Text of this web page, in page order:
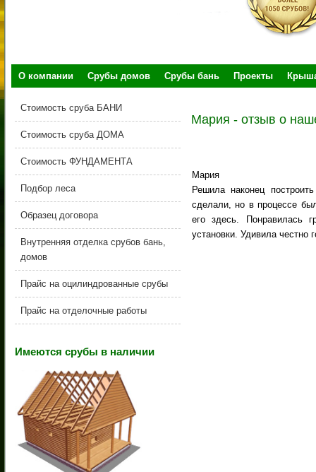
О компании Срубы домов Срубы бань Проекты
Стоимость сруба БАНИ
Стоимость сруба ДОМА
Стоимость ФУНДАМЕНТА
Подбор леса
Образец договора
Внутренняя отделка срубов бань,
домов
Прайс на оцилиндрованные срубы
Прайс на отделочные работы
Имеются срубы в наличии
Мария - отзыв о
Мария
Решила наконец
сделали, но в процессе
его здесь. Понравилась
установки. Удивила честно